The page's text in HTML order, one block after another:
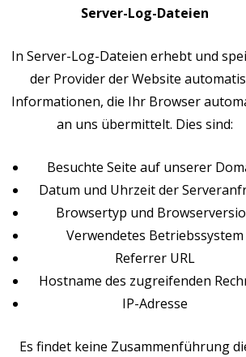
Server-Log-Dateien
In Server-Log-Dateien erhebt und
der Provider der Website
Informationen, die Ihr Browser
an uns übermittelt. Dies sind:
Besuchte Seite auf unserer
Datum und Uhrzeit der
Browsertyp und
Verwendetes Betriebssystem
Referrer URL
Hostname des zugreifenden
IP-Adresse
Es findet keine Zusammenführung